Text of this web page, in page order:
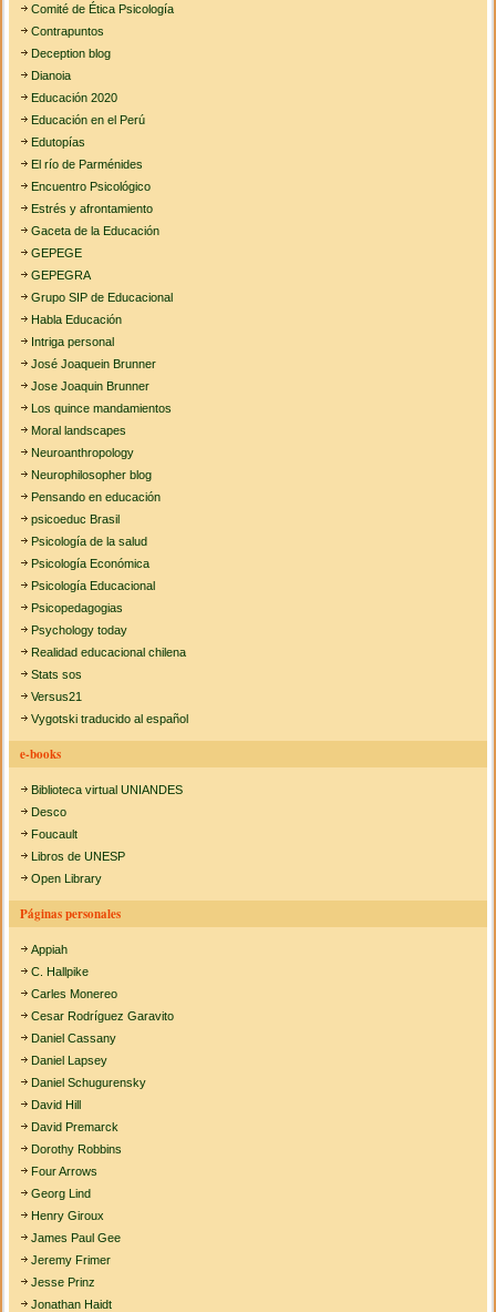
Comité de Ética Psicología
Contrapuntos
Deception blog
Dianoia
Educación 2020
Educación en el Perú
Edutopías
El río de Parménides
Encuentro Psicológico
Estrés y afrontamiento
Gaceta de la Educación
GEPEGE
GEPEGRA
Grupo SIP de Educacional
Habla Educación
Intriga personal
José Joaquein Brunner
Jose Joaquin Brunner
Los quince mandamientos
Moral landscapes
Neuroanthropology
Neurophilosopher blog
Pensando en educación
psicoeduc Brasil
Psicología de la salud
Psicología Económica
Psicología Educacional
Psicopedagogias
Psychology today
Realidad educacional chilena
Stats sos
Versus21
Vygotski traducido al español
e-books
Biblioteca virtual UNIANDES
Desco
Foucault
Libros de UNESP
Open Library
Páginas personales
Appiah
C. Hallpike
Carles Monereo
Cesar Rodríguez Garavito
Daniel Cassany
Daniel Lapsey
Daniel Schugurensky
David Hill
David Premarck
Dorothy Robbins
Four Arrows
Georg Lind
Henry Giroux
James Paul Gee
Jeremy Frimer
Jesse Prinz
Jonathan Haidt